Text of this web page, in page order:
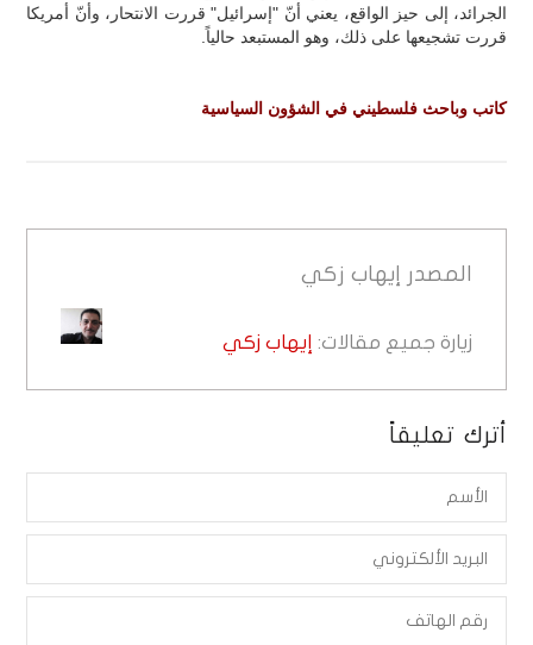
الجرائد، إلى حيز الواقع، يعني أنّ "إسرائيل" قررت الانتحار، وأنّ أمريكا
قررت تشجيعها على ذلك، وهو المستبعد حالياً.
كاتب وباحث فلسطيني في الشؤون السياسية
المصدر إيهاب زكي
زيارة جميع مقالات: إيهاب زكي
أترك تعليقاً